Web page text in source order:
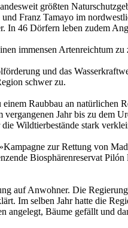
größten
Franz Tamayo im
46 Dörfern leben zudem
immensen Artenreichtum zu
und das
schwer zu.
Raubbau an natürlichen
Jahr bis zu dem
Wildtierbestände stark
zur Rettung von
Biosphärenreservat Pilón
auf Anwohner. Die
Im selben Jahr hatte die
angelegt, Bäume gefällt und